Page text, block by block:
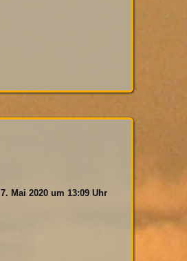
7. Mai 2020 um 13:09 Uhr